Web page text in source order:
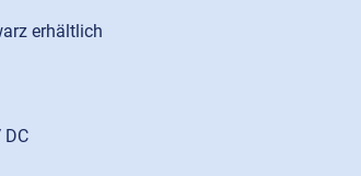
erhältlich
DC